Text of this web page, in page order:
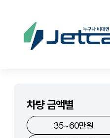
차량 금액별
35~60만원